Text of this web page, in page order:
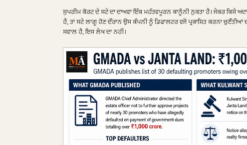
ਸੁਪਰੀਮ ਕੋਰਟ ਦੇ ਸਟੇ ਦਾ ਦਾਅਵਾ ਇੱਕ ਮਹੱਤਵਪੂਰਨ ਕਾਨੂੰਨੀ ਨੁਕਤਾ ਹੈ। ਜੇਕਰ ਕਿਸੇ
ਹੈ, ਤਾਂ ਸਟੇ ਲਾਗੂ ਹੋਣ ਦੌਰਾਨ ਉਸ ਕੰਪਨੀ ਨੂੰ ਡਿਫਾਲਟਰ ਵਜੋਂ ਪ੍ਰਕਾਸ਼ਿਤ ਕਰਨਾ
ਸਵਾਲ ਹੈ, ਇਸ ਲੇਖ ਦਾ ਨਹੀਂ।